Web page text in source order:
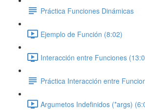
Práctica Funciones Dinámicas
Ejemplo de Función (8:02)
Interacción entre Funciones
Práctica Interacción entre
Argumetos Indefinidos (*args)